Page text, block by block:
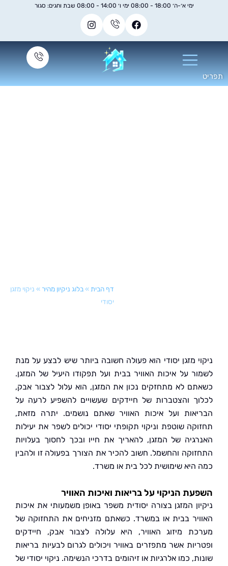
»בלוג ניקיון מהיר »ניקוי מזגן
מזגן יסודי הוא פעולה חשובה ביותר שיש לבצע על מנת
על איכות האוויר בבית ועל תפקודו היעיל של המזגן.
לא מתחזקים נכון את המזגן, הוא עלול לצבור אבק,
והצטברות של חיידקים שעשויים להשפיע לרעה על
ועל איכות האוויר שאתם נושמים. יתרה מזאת,
שוטפת וניקוי תקופתי יסודי יכולים לשפר את יעילות
של המזגן, להאריך את חייו ובכך לחסוך בעלויות
והחשמל. חשוב להכיר את הצורך בפעולה זו ולהבין
שימושית לכל בית או משרד.
הניקוי על בריאות ואיכות האוויר
המזגן בצורה יסודית משפר באופן משמעותי את איכות
בבית או במשרד. כשאתם מזניחים את התחזוקה של
מיזוג האוויר, היא עלולה לצבור אבק, חיידקים
אשר מתפזרים באוויר ויכולים לגרום לבעיות בריאות
כמו אלרגיות או זיהומים בדרכי הנשימה. ניקוי יסודי של